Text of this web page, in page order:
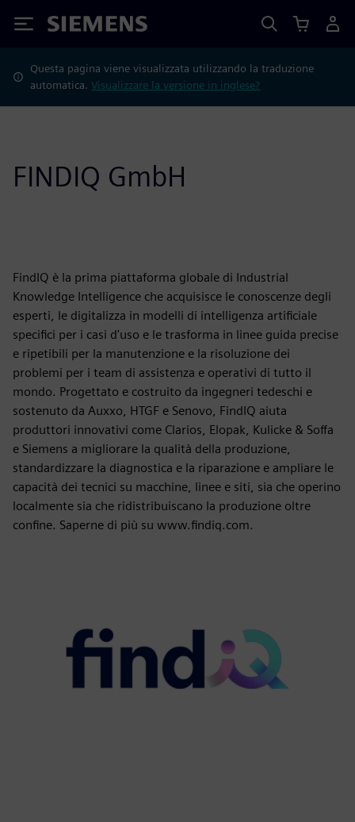
Siemens
Questa pagina viene visualizzata utilizzando la traduzione
automatica.Visualizzare la versione in inglese?
FINDIQ GmbH
FindIQ è la prima piattaforma globale di Industrial
Knowledge Intelligence che acquisisce le conoscenze degli
esperti, le digitalizza in modelli di intelligenza artificiale
specifici per i casi d'uso e le trasforma in linee guida precise
e ripetibili per la manutenzione e la risoluzione dei
problemi per i team di assistenza e operativi di tutto il
mondo. Progettato e costruito da ingegneri tedeschi e
sostenuto da Auxxo, HTGF e Senovo, FindIQ aiuta
produttori innovativi come Clarios, Elopak, Kulicke & Soffa
e Siemens a migliorare la qualità della produzione,
standardizzare la diagnostica e la riparazione e ampliare le
capacità dei tecnici su macchine, linee e siti, sia che operino
localmente sia che ridistribuiscano la produzione oltre
confine. Saperne di più su www.findiq.com.